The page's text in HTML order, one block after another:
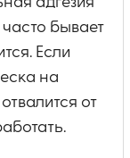
бывает
Если
на
от